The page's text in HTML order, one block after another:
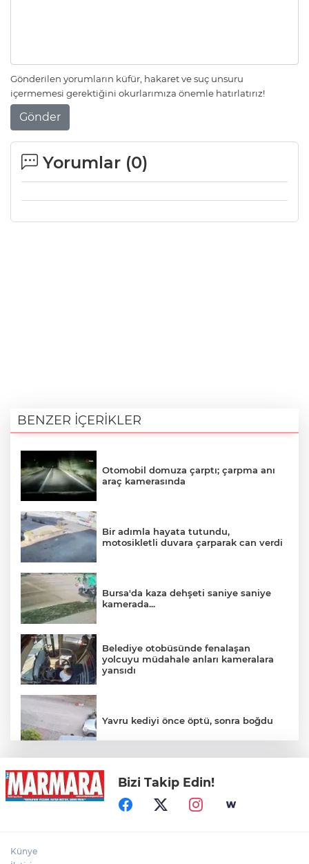
Gönderilen yorumların küfür, hakaret ve suç unsuru
içermemesi gerektiğini okurlarımıza önemle hatırlatırız!
Gönder
Yorumlar (0)
BENZER İÇERİKLER
Otomobil domuza çarptı; çarpma anı
araç kamerasında
Bir adımla hayata tutundu,
motosikletli duvara çarparak can verdi
Bursa'da kaza dehşeti saniye saniye
kamerada...
Belediye otobüsünde fenalaşan
yolcuyu müdahale anları kameralara
yansıdı
Yavru kediyi önce öptü, sonra boğdu
Gece kulübünden çıkıp kavgaya böyle
tutuştular… Ayakta zor durdular
Bizi Takip Edin!
Künye